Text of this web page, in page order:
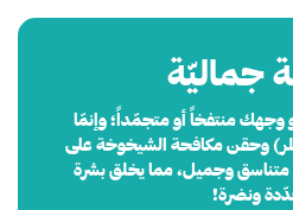
جماليّة
منتفخاً أو متجمّداً؛ وإنمّا
وحقن مكافحة الشيخوخةعلى
وجميل، مما يخلق بشرة
ونضرة!